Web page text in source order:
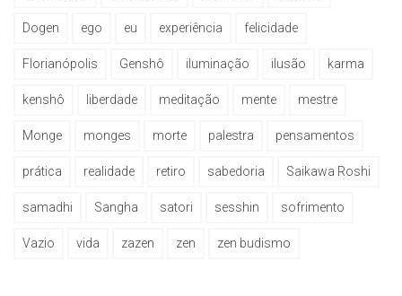
Dogen ego eu experiência felicidade
Florianópolis Genshô iluminação ilusão karma
kenshô liberdade meditação mente mestre
Monge monges morte palestra pensamentos
prática realidade retiro sabedoria Saikawa Roshi
samadhi Sangha satori sesshin sofrimento
Vazio vida zazen zen zen budismo